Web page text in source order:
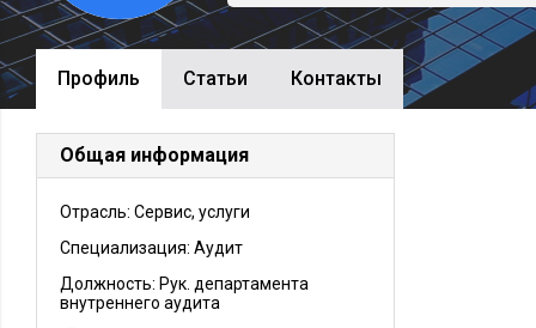
Профиль Cтатьи Контакты
Общая информация
Отрасль: Сервис, услуги
Специализация: Аудит
Должность: Рук. департамента
внутреннего аудита